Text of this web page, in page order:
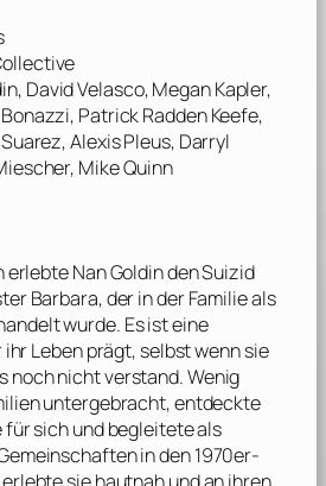
David Velasco, Megan Kapler,
Patrick Radden Keefe,
Alexis Pleus, Darryl
Mike Quinn
erlebteNan Goldinden Suizid
Barbara, der in der Familie als
wurde. Es ist eine
Leben prägt, selbst wenn sie
noch nicht verstand. Wenig
untergebracht, entdeckte
sich und begleitete als
in den 1970er-